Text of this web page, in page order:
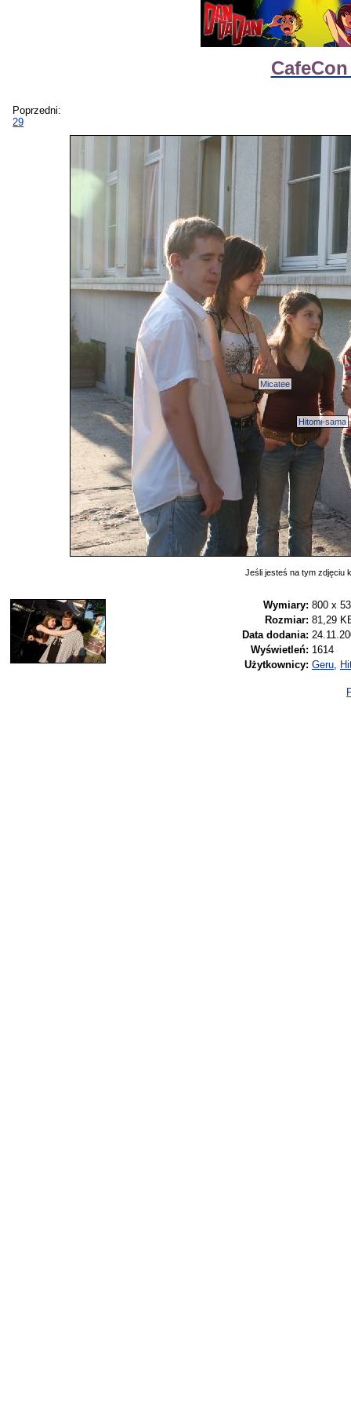
Poprzedni:
29
Hitomi-sama
Micatee
Jeśli jesteś na tym zdjęciu
Wymiary: 800 x
Rozmiar: 81,29
Data dodania:
Wyświetleń: 1614
Użytkownicy: Geru